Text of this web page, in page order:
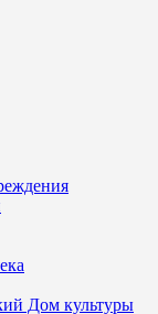
Дом культуры